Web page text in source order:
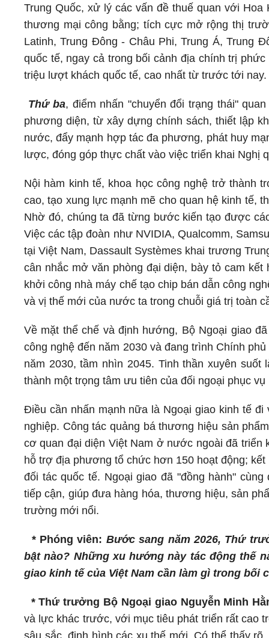
Trung Quốc, xử lý các vấn đề thuế quan với
thương mại công bằng; tích cực mở rộng thị
Latinh, Trung Đông - Châu Phi, Trung Á, Trung
quốc tế, ngay cả trong bối cảnh địa chính trị
triệu lượt khách quốc tế, cao nhất từ trước tới nay.
Thứ ba, điểm nhấn "chuyển đổi trạng thái"
phương diện, từ xây dựng chính sách, thiết lập
nước, đẩy mạnh hợp tác đa phương, phát huy
lược, đóng góp thực chất vào việc triển khai Nghị
Nội hàm kinh tế, khoa học công nghệ trở thành
cao, tạo xung lực mạnh mẽ cho quan hệ kinh tế,
Nhờ đó, chúng ta đã từng bước kiến tạo được
Việc các tập đoàn như NVIDIA, Qualcomm,
tại Việt Nam, Dassault Systèmes khai trương
cân nhắc mở văn phòng đại diện, bày tỏ cam
khởi công nhà máy chế tạo chip bán dẫn công
và vị thế mới của nước ta trong chuỗi giá trị toàn
Về mặt thể chế và định hướng, Bộ Ngoại giao
công nghệ đến năm 2030 và đang trình Chính
năm 2030, tầm nhìn 2045. Tinh thần xuyên
thành một trọng tâm ưu tiên của đối ngoại phục vụ
Điều cần nhấn mạnh nữa là Ngoại giao kinh tế
nghiệp. Công tác quảng bá thương hiệu sản
cơ quan đại diện Việt Nam ở nước ngoài đã triển
hỗ trợ địa phương tổ chức hơn 150 hoạt động;
đối tác quốc tế. Ngoại giao đã "đồng hành"
tiếp cận, giúp đưa hàng hóa, thương hiệu, sản
trường mới nổi.
* Phóng viên: Bước sang năm 2026, Thứ
bật nào? Những xu hướng này tác động thế
giao kinh tế của Việt Nam cần làm gì trong bối
* Thứ trưởng Bộ Ngoại giao Nguyễn Minh
và lực khác trước, với mục tiêu phát triển rất cao
sâu sắc, định hình các xu thế mới. Có thể thấy